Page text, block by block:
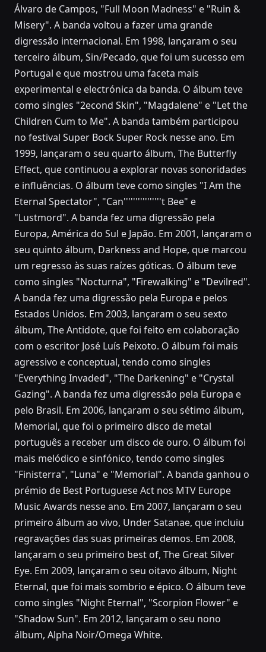
Álvaro de Campos, "Full Moon Madness" e "Ruin &
Misery". A banda voltou a fazer uma grande
digressão internacional. Em 1998, lançaram o seu
terceiro álbum, Sin/Pecado, que foi um sucesso em
Portugal e que mostrou uma faceta mais
experimental e electrónica da banda. O álbum teve
como singles "2econd Skin", "Magdalene" e "Let the
Children Cum to Me". A banda também participou
no festival Super Bock Super Rock nesse ano. Em
1999, lançaram o seu quarto álbum, The Butterfly
Effect, que continuou a explorar novas sonoridades
e influências. O álbum teve como singles "I Am the
Eternal Spectator", "Can''''''''''''''''t Bee" e
"Lustmord". A banda fez uma digressão pela
Europa, América do Sul e Japão. Em 2001, lançaram o
seu quinto álbum, Darkness and Hope, que marcou
um regresso às suas raízes góticas. O álbum teve
como singles "Nocturna", "Firewalking" e "Devilred".
A banda fez uma digressão pela Europa e pelos
Estados Unidos. Em 2003, lançaram o seu sexto
álbum, The Antidote, que foi feito em colaboração
com o escritor José Luís Peixoto. O álbum foi mais
agressivo e conceptual, tendo como singles
"Everything Invaded", "The Darkening" e "Crystal
Gazing". A banda fez uma digressão pela Europa e
pelo Brasil. Em 2006, lançaram o seu sétimo álbum,
Memorial, que foi o primeiro disco de metal
português a receber um disco de ouro. O álbum foi
mais melódico e sinfónico, tendo como singles
"Finisterra", "Luna" e "Memorial". A banda ganhou o
prémio de Best Portuguese Act nos MTV Europe
Music Awards nesse ano. Em 2007, lançaram o seu
primeiro álbum ao vivo, Under Satanae, que incluiu
regravações das suas primeiras demos. Em 2008,
lançaram o seu primeiro best of, The Great Silver
Eye. Em 2009, lançaram o seu oitavo álbum, Night
Eternal, que foi mais sombrio e épico. O álbum teve
como singles "Night Eternal", "Scorpion Flower" e
"Shadow Sun". Em 2012, lançaram o seu nono
álbum, Alpha Noir/Omega White.